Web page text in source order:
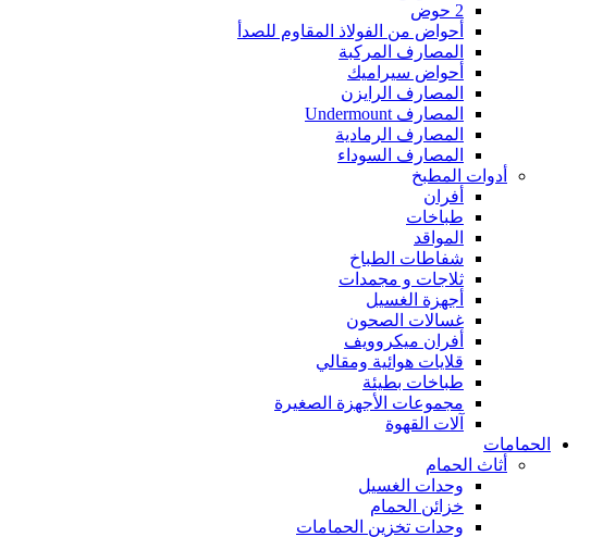
2 حوض
أحواض من الفولاذ المقاوم للصدأ
المصارف المركبة
أحواض سيراميك
المصارف الرايزن
المصارف Undermount
المصارف الرمادية
المصارف السوداء
أدوات المطبخ
أفران
طباخات
المواقد
شفاطات الطباخ
ثلاجات و مجمدات
أجهزة الغسيل
غسالات الصحون
أفران ميكروويف
قلايات هوائية ومقالي
طباخات بطيئة
مجموعات الأجهزة الصغيرة
آلات القهوة
الحمامات
أثاث الحمام
وحدات الغسيل
خزائن الحمام
وحدات تخزين الحمامات